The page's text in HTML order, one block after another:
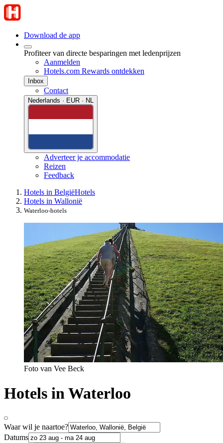
Download de app
Profiteer van directe besparingen met ledenprijzen
Aanmelden
Hotels.com Rewards ontdekken
Inbox
Contact
Nederlands · EUR · NL
Adverteer je accommodatie
Reizen
Feedback
Hotels in BelgiëHotels
Hotels in Wallonië
Waterloo-hotels
Foto van Vee Beck
Hotels in Waterloo
Waar wil je naartoe?
Datums